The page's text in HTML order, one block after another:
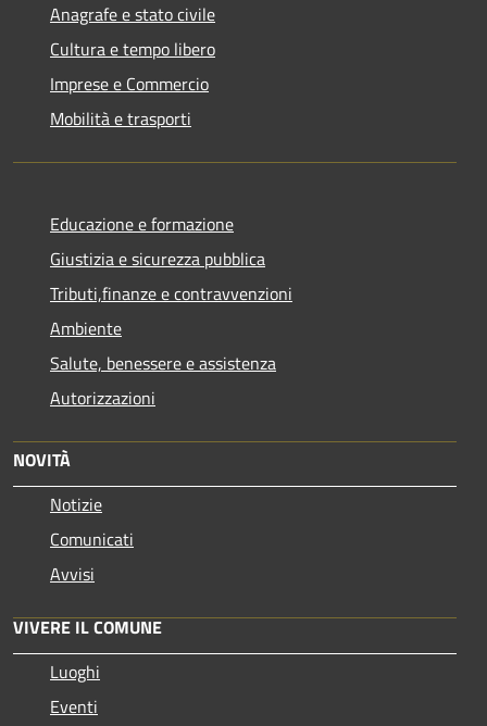
Anagrafe e stato civile
Cultura e tempo libero
Imprese e Commercio
Mobilità e trasporti
Educazione e formazione
Giustizia e sicurezza pubblica
Tributi,finanze e contravvenzioni
Ambiente
Salute, benessere e assistenza
Autorizzazioni
NOVITÀ
Notizie
Comunicati
Avvisi
VIVERE IL COMUNE
Luoghi
Eventi